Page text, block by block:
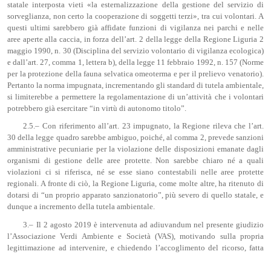
statale interposta vieti «la esternalizzazione della gestione del servizio di
sorveglianza, non certo la cooperazione di soggetti terzi», tra cui volontari. A
questi ultimi sarebbero già affidate funzioni di vigilanza nei parchi e nelle
aree aperte alla caccia, in forza dell’art. 2 della legge della Regione Liguria 2
maggio 1990, n. 30 (Disciplina del servizio volontario di vigilanza ecologica)
e dall’art. 27, comma 1, lettera b), della legge 11 febbraio 1992, n. 157 (Norme
per la protezione della fauna selvatica omeoterma e per il prelievo venatorio).
Pertanto la norma impugnata, incrementando gli standard di tutela ambientale,
si limiterebbe a permettere la regolamentazione di un’attività che i volontari
potrebbero già esercitare “in virtù di autonomo titolo”.
2.5.– Con riferimento all’art. 23 impugnato, la Regione rileva che l’art.
30 della legge quadro sarebbe ambiguo, poiché, al comma 2, prevede sanzioni
amministrative pecuniarie per la violazione delle disposizioni emanate dagli
organismi di gestione delle aree protette. Non sarebbe chiaro né a quali
violazioni ci si riferisca, né se esse siano contestabili nelle aree protette
regionali. A fronte di ciò, la Regione Liguria, come molte altre, ha ritenuto di
dotarsi di “un proprio apparato sanzionatorio”, più severo di quello statale, e
dunque a incremento della tutela ambientale.
3.– Il 2 agosto 2019 è intervenuta ad adiuvandum nel presente giudizio
l’Associazione Verdi Ambiente e Società (VAS), motivando sulla propria
legittimazione ad intervenire, e chiedendo l’accoglimento del ricorso, fatta